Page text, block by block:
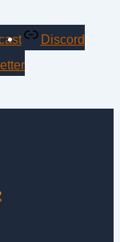
Discord